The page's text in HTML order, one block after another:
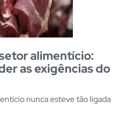
alimentício:
as exigências do
nunca esteve tão ligada